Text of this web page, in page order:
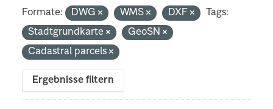
Formate: DWG WMS DXF
Tags:
Stadtgrundkarte
GeoSN
Cadastral parcels
Ergebnisse filtern